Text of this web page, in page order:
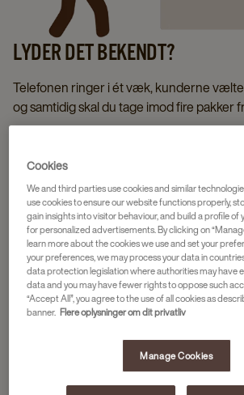
LYDER DET BEKENDT?
Telefonen ringer i ét væk, kunderne
og samtidig skal du tage imod fire pakker
så ikke være rarere, hvis du havde bedre
kunderne?
På udkig efter en ny
personlig rådgivning
Cookies
We and third parties use cookies and similar
use cookies to ensure our website functions properly,
gain insights into visitor behaviour, and build a profile of
for personalized advertisements. By clicking on
learn more about the cookies we use and set your
your preferences, we may process your data in
data protection legislation where authorities may have
data and you may have fewer rights to oppose such
“Accept All”, you agree to the use of all cookies as
banner. Flere oplysninger om dit privatliv
Manage Cookies